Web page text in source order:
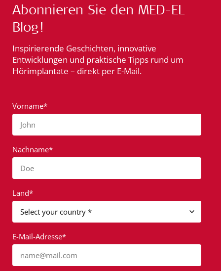
Abonnieren Sie den MED-EL
Blog!
Inspirierende Geschichten, innovative
Entwicklungen und praktische Tipps rund um
Hörimplantate – direkt per E-Mail.
Vorname*
John
Nachname*
Doe
Land*
E-Mail-Adresse*
name@mail.com